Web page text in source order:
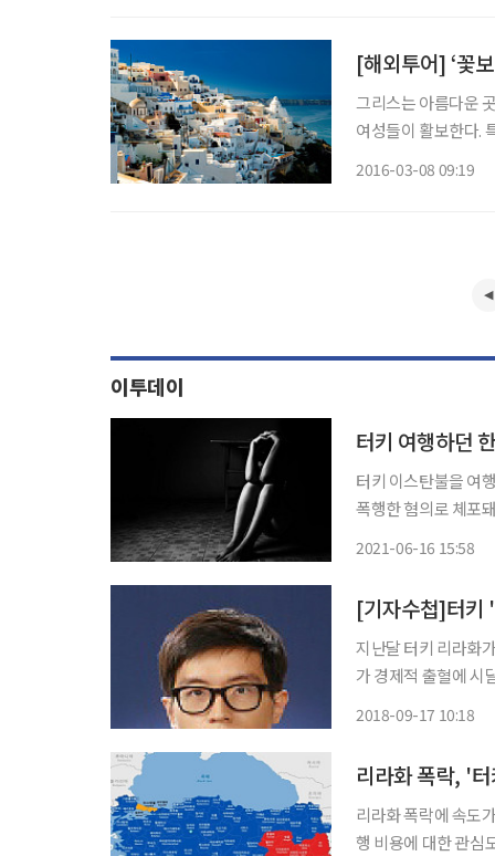
[해외투어] ‘꽃
그리스는 아름다운
여성들이 활보한다.
2016-03-08 09:19
이투데이
터키 여행하던
터키 이스탄불을 여
폭행한 혐의로 체포돼 징역 46년을 구
2021-06-16 15:58
[기자수첩]터키
지난달 터키 리라화
가 경제적 출혈에 시
2018-09-17 10:18
리라화 폭락, '
리라화 폭락에 속도
행 비용에 대한 관심도 급증하고 있다. 리라화 환